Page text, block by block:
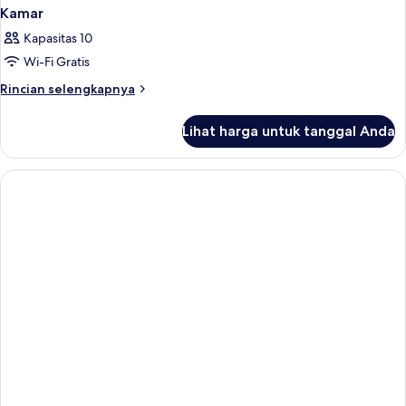
Kamar
Kapasitas 10
Wi-Fi Gratis
Rincian selengkapnya
Rincian
Kamar
Lihat harga untuk tanggal Anda